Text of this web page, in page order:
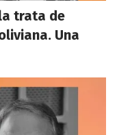
trata de
Una